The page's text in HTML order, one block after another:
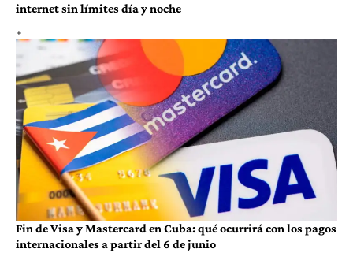
internet sin límites día y noche
Fin de Visa y Mastercard en Cuba: qué ocurrirá con los pagos
internacionales a partir del 6 de junio